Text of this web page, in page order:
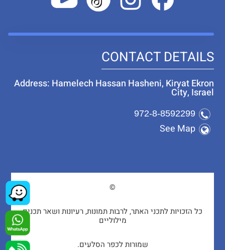
CONTACT DETAILS
Address: Hamelech Hassan Hasheni, Kiryat Ekron
City, Israel
972-8-8592299
See Map
©
כל הזכויות לתכני האתר, לרבות תמונות, רעיונות ושאר תכנים
מילוליים
שמורות לכפר הסלעים.